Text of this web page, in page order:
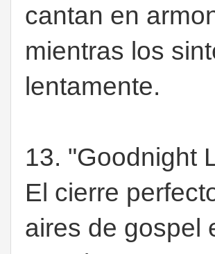
cantan en
mientras los
lentamente.
13. "Goodnight
El cierre
aires de gospel